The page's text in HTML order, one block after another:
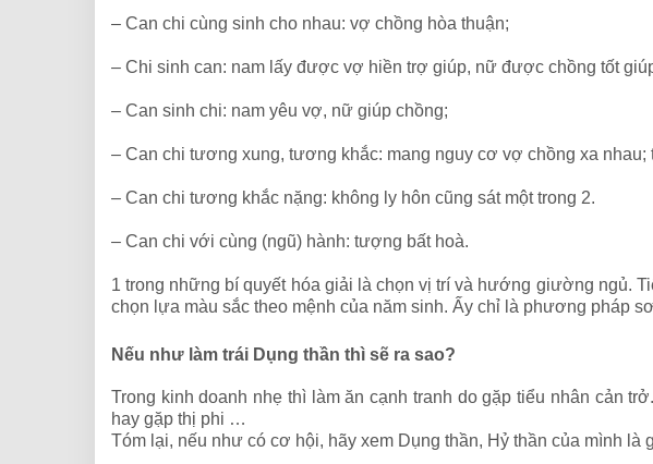
– Can chi cùng sinh cho nhau: vợ chồng hòa thuận;
– Chi sinh can: nam lấy được vợ hiền trợ giúp, nữ được chồng tốt
– Can sinh chi: nam yêu vợ, nữ giúp chồng;
– Can chi tương xung, tương khắc: mang nguy cơ vợ chồng xa nhau;
– Can chi tương khắc nặng: không ly hôn cũng sát một trong 2.
– Can chi với cùng (ngũ) hành: tượng bất hoà.
1 trong những bí quyết hóa giải là chọn vị trí và hướng giường ngủ.
chọn lựa màu sắc theo mệnh của năm sinh. Ấy chỉ là phương pháp
Nếu như làm trái Dụng thần thì sẽ ra sao?
Trong kinh doanh nhẹ thì làm ăn cạnh tranh do gặp tiểu nhân cản
hay gặp thị phi …
Tóm lại, nếu như có cơ hội, hãy xem Dụng thần, Hỷ thần của mình